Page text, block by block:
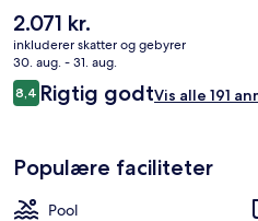
terrasse.
Den
nuværende
pris
er
2.071 kr.
2.071 kr.
inkluderer skatter og gebyrer
30. aug. - 31. aug.
Anmeldelser
8,48,4 ud af 10.
Rigtig godtVis alle 191
Populære faciliteter
Pool